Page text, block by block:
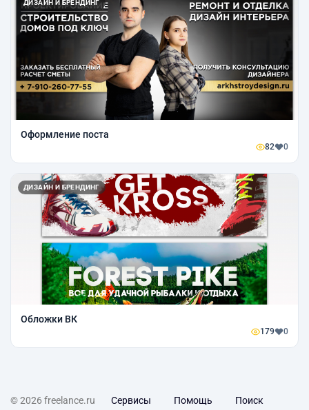
ДИЗАЙН И БРЕНДИНГ
Оформление поста
82 0
ДИЗАЙН И БРЕНДИНГ
Обложки ВК
179 0
© 2026 freelance.ru Сервисы Помощь Поиск